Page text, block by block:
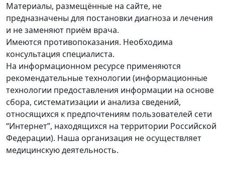
Материалы, размещённые на сайте, не
предназначены для постановки диагноза и лечения
и не заменяют приём врача.
Имеются противопоказания. Необходима
консультация специалиста.
На информационном ресурсе применяются
рекомендательные технологии (информационные
технологии предоставления информации на основе
сбора, систематизации и анализа сведений,
относящихся к предпочтениям пользователей сети
“Интернет”, находящихся на территории Российской
Федерации). Наша организация не осуществляет
медицинскую деятельность.